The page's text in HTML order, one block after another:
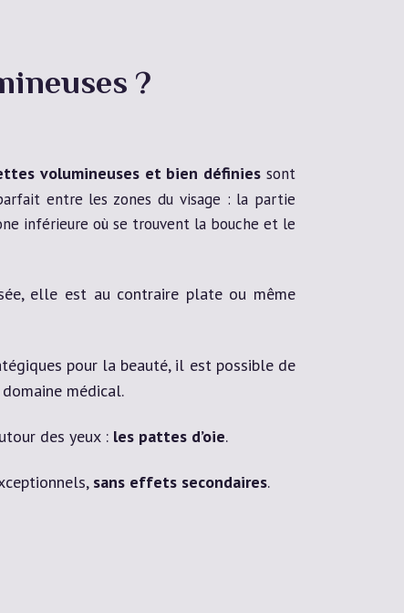
?
volumineuses et bien définies sont
entre les zones du visage : la partie
inférieure où se trouvent la bouche et le
elle est au contraire plate ou même
pour la beauté, il est possible de
médical.
des yeux : les pattes d’oie.
sans effets secondaires.